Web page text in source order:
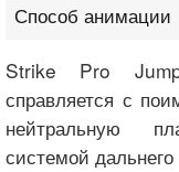
Способ анимации
Strike Pro
справляется с
нейтральную
системой дальнего